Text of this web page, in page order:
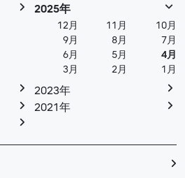
2025年
12月 11月
10月
9月
8月
7月
6月
5月
4月
3月
2月 1月
2023年
2021年